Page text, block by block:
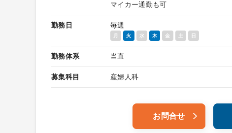
マイカー通勤も可
勤務日 毎週
月 火 水 木 金 土 日
勤務体系 当直
募集科目 産婦人科
お問合せ